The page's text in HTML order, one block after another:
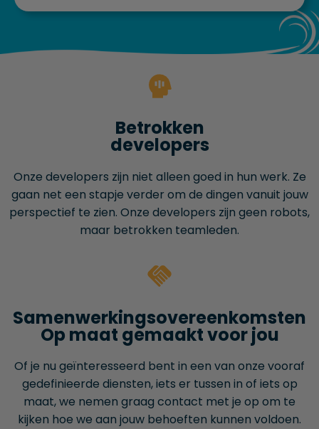
Betrokken
developers
Onze developers zijn niet alleen goed in hun werk. Ze
gaan net een stapje verder om de dingen vanuit jouw
perspectief te zien. Onze developers zijn geen robots,
maar betrokken teamleden.
Samenwerkings­overeenkomsten
Op maat gemaakt voor jou
Of je nu geïnteresseerd bent in een van onze vooraf
gedefinieerde diensten, iets er tussen in of iets op
maat, we nemen graag contact met je op om te
kijken hoe we aan jouw behoeften kunnen voldoen.